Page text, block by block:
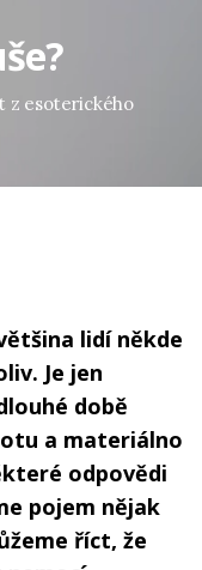
z esoterického
lidí někde
Je jen
době
a materiálno
odpovědi
pojem nějak
říct, že